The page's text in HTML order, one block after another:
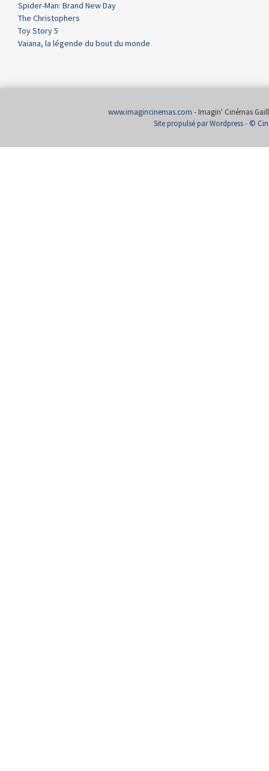
Spider-Man: Brand New Day
The Christophers
Toy Story 5
Vaiana, la légende du bout du monde
www.imagincinemas.com - Imagin' Cinémas
Site propulsé par Wordpress- ©